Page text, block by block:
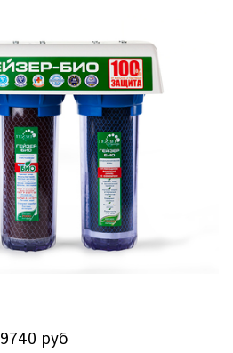
9740 руб